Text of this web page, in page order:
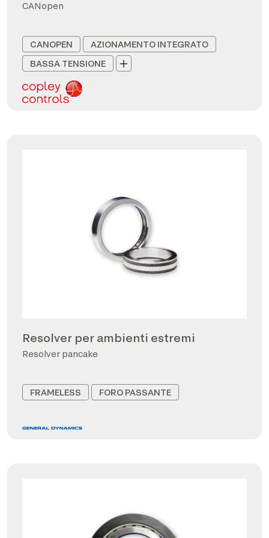
CANopen
CANOPEN
AZIONAMENTO INTEGRATO
BASSA TENSIONE
Resolver per ambienti estremi
Resolver pancake
FRAMELESS FORO PASSANTE